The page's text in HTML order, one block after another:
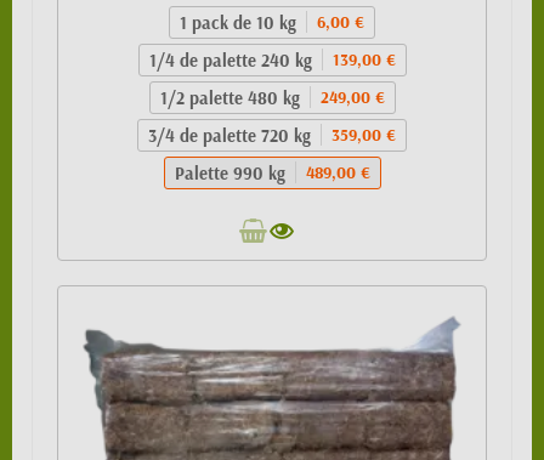
1 pack de 10 kg 6,00 €
1/4 de palette 240 kg 139,00 €
1/2 palette 480 kg 249,00 €
3/4 de palette 720 kg 359,00 €
Palette 990 kg 489,00 €